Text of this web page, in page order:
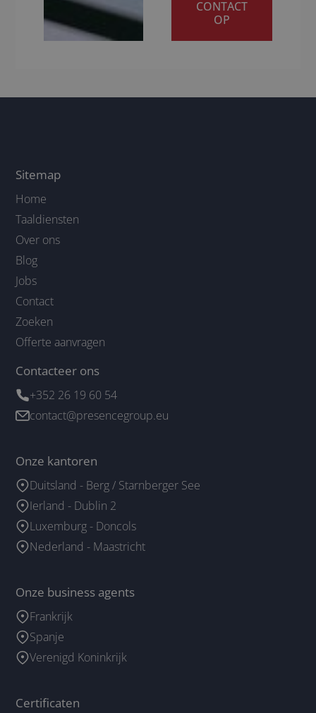
CONTACT
OP
Sitemap
Home
Taaldiensten
Over ons
Blog
Jobs
Contact
Zoeken
Offerte aanvragen
Contacteer ons
+352 26 19 60 54
contact@presencegroup.eu
Onze kantoren
Duitsland - Berg / Starnberger See
Ierland - Dublin 2
Luxemburg - Doncols
Nederland - Maastricht
Onze business agents
Frankrijk
Spanje
Verenigd Koninkrijk
Certificaten